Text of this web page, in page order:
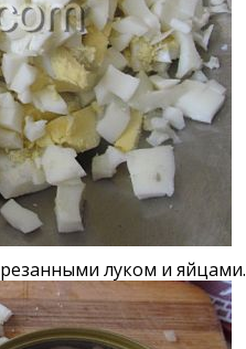
луком и яйцами.